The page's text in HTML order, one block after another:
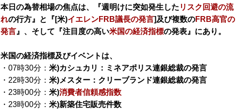
本日の為替相場の焦点は、『週明けに突如発生した リスク回避の流
れの行方』と『[米)イエレンFRB議長の発言]及び複数のFRB高官の
発言 』、そして『注目度の高い米国の経済指標の発表』にあり。
米国の経済指標及びイベントは、
・07時30分： 米)カシュカリ：ミネアポリス連銀総裁の発言
・22時30分： 米)メスター：クリーブランド連銀総裁の発言
・23時00分： 米)消費者信頼感指数
・23時00分： 米)新築住宅販売件数